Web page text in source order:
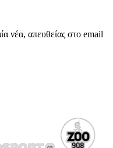
νέα, απευθείας στο email